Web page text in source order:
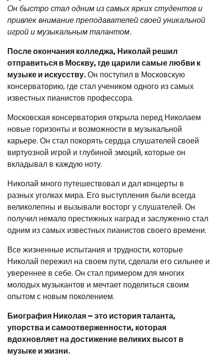
Он быстро стал одним из самых ярких студентов и
привлек внимание преподавателей своей уникальной
игрой и музыкальным талантом.
После окончания колледжа, Николай решил
отправиться в Москву, где царили самые любви к
музыке и искусству.Он поступил в Московскую
консерваторию, где стал учеником одного из самых
известных пианистов профессора.
Московская консерватория открыла перед Николаем
новые горизонты и возможности в музыкальной
карьере. Он стал покорять сердца слушателей своей
виртуозной игрой и глубиной эмоций, которые он
вкладывал в каждую ноту.
Николай много путешествовал и дал концерты в
разных уголках мира. Его выступления были всегда
великолепны и вызывали восторг у слушателей. Он
получил немало престижных наград и заслуженно стал
одним из самых известных пианистов своего времени.
Все жизненные испытания и трудности, которые
Николай пережил на своем пути, сделали его сильнее и
увереннее в себе. Он стал примером для многих
молодых музыкантов и мечтает поделиться своим
опытом с новым поколением.
Биография Николая – это история таланта,
упорства и самоотверженности, которая
вдохновляет на достижение великих высот в
музыке и жизни.